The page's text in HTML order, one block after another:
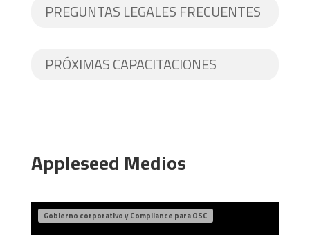
PREGUNTAS LEGALES FRECUENTES
PRÓXIMAS CAPACITACIONES
Appleseed Medios
Gobierno corporativo y Compliance para OSC